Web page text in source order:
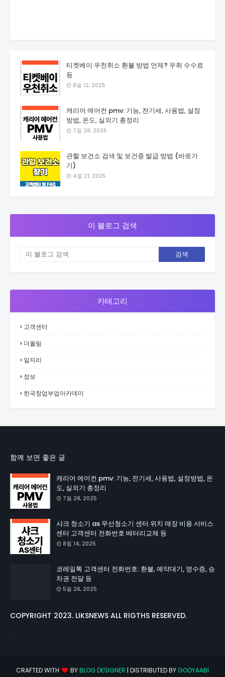
티켓베이 우천취소 환불 방법 언제? 우취 수수료
등
8월 12, 2025
캐리어 에어컨 pmv: 기능, 전기세, 사용법, 설정
방법, 온도, 실외기 총정리
7월 28, 2025
관할 보건소 검색 및 보건증 발급 방법 (바로가
기)
4월 21, 2025
이 블로그 검색
카테고리
고객센터
더올림
일자리
정보
한국창업부업아카데미
함께 보면 좋은 글
캐리어 에어컨 pmv: 기능, 전기세, 사용법, 설정방법, 온
도, 실외기 총정리
7월 28, 2025
샤크 청소기 as 무선청소기 센터 위치 매장 비용 서비스
센터 고객센터 전화번호 배터리교체 등
8월 14, 2025
코레일톡 고객센터 전화번호: 환불, 예약대기, 영수증, 승
차권 전달 등
5월 26, 2025
COPYRIGHT 2023. LIKSNEWS ALL RIGTHS RESERVED.
.
CRAFTED WITH BYBLOG DESIGNER | DISTRIBUTED BY GOOYAABI